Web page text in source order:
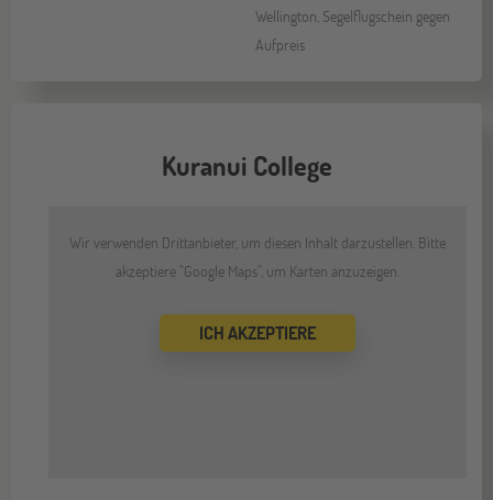
Wellington, Segelflugschein gegen
Aufpreis
Kuranui College
Wir verwenden Drittanbieter, um diesen Inhalt darzustellen. Bitte
akzeptiere "Google Maps", um Karten anzuzeigen.
ICH AKZEPTIERE